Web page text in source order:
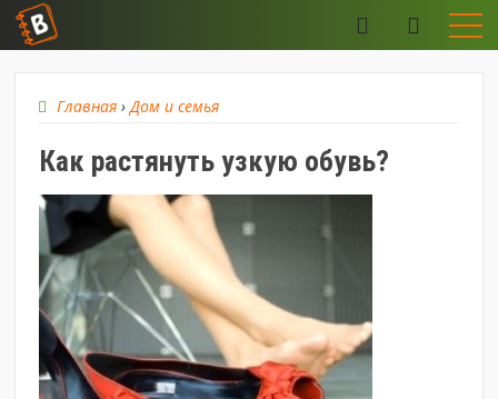
Главная ›Дом и семья
Как растянуть узкую обувь?